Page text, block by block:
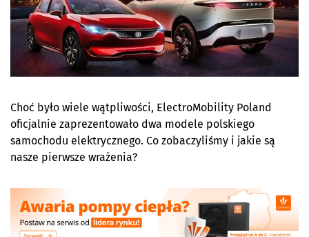
Choć było wiele wątpliwości, ElectroMobility Poland
oficjalnie zaprezentowało dwa modele polskiego
samochodu elektrycznego. Co zobaczyliśmy i jakie są
nasze pierwsze wrażenia?